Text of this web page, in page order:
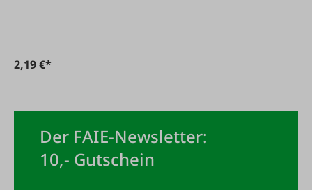
2,19 €*
Der FAIE-Newsletter:
10,- Gutschein